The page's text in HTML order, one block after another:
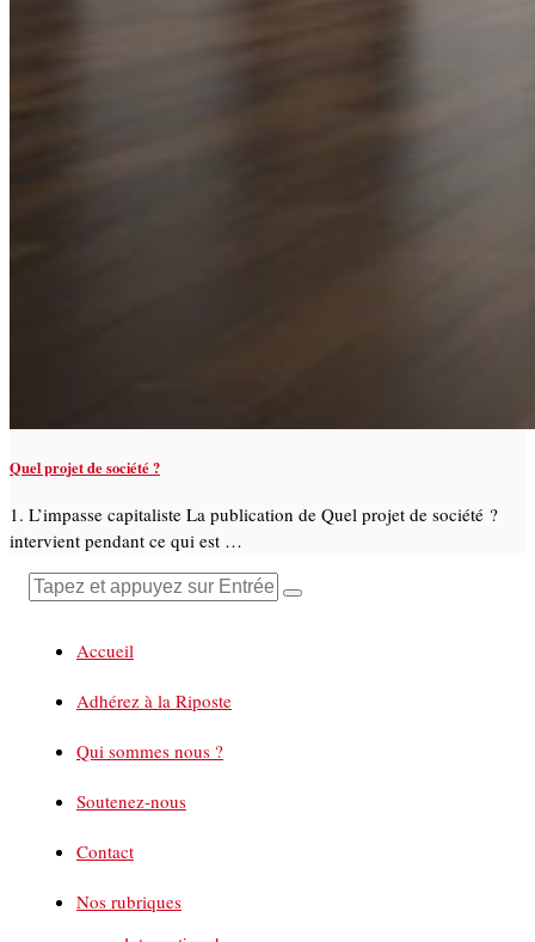
Quel projet de société ?
1. L’impasse capitaliste La publication de Quel projet de société ?
intervient pendant ce qui est …
Accueil
Adhérez à la Riposte
Qui sommes nous ?
Soutenez-nous
Contact
Nos rubriques